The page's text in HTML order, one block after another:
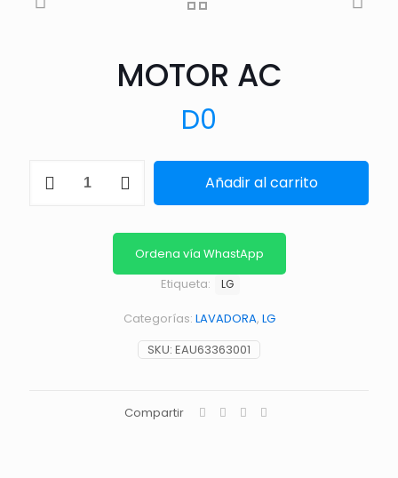
MOTOR AC
D0
Añadir al carrito
Ordena vía WhastApp
SKU: EAU63363001
Categorías: LAVADORA, LG
Etiqueta: LG
Compartir